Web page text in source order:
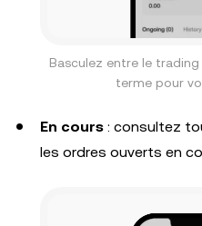
Basculez entre le
terme pour
En cours : consultez
les ordres ouverts en